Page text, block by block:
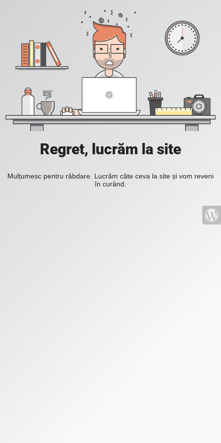
Regret, lucrăm la site
Mulțumesc pentru răbdare. Lucrăm câte ceva la site și vom reveni
în curând.